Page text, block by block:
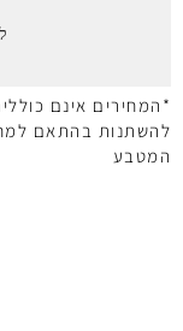
*המחירים אינם
להשתנות בהתאם
המטבע